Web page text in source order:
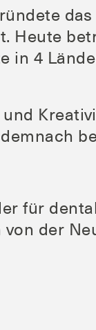
Heu­te
in 4
für
der